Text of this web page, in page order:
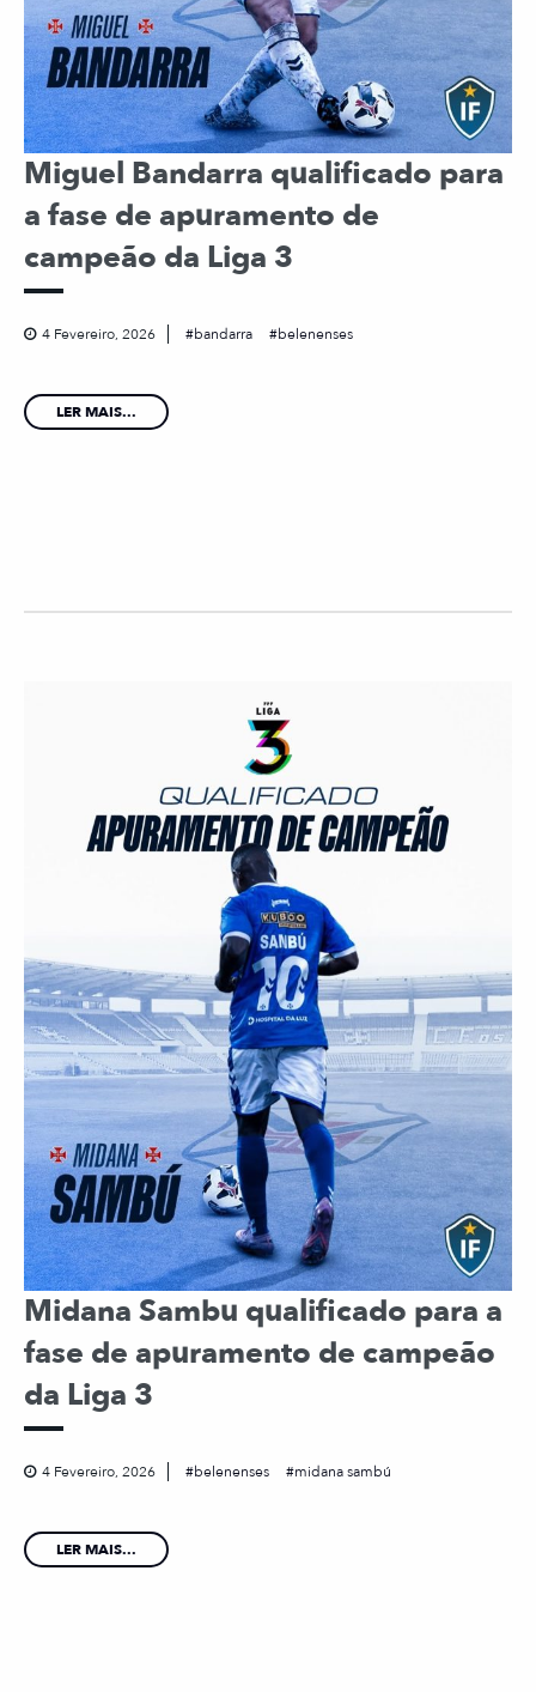
Miguel Bandarra qualificado para
a fase de apuramento de
campeão da Liga 3
4 Fevereiro, 2026 bandarra belenenses
LER MAIS...
Midana Sambu qualificado para a
fase de apuramento de campeão
da Liga 3
4 Fevereiro, 2026 belenenses midana sambú
LER MAIS...